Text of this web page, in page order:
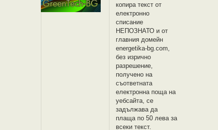
копира текст от
електронно
списание
НЕПОЗНАТО и oт
главния домейн
energetika-bg.com,
без изрично
разрешение,
получено на
съответната
електронна поща на
уебсайта, се
задължава да
плаща по 50 лева за
всеки текст.